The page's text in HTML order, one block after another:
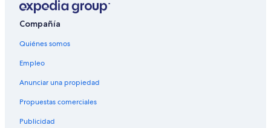
a
b
r
r
a
á
r
a
b
i
l
p
Compañía
Quiénes somos
Empleo
Anunciar una propiedad
Propuestas comerciales
Publicidad